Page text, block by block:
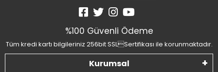
%100 Güvenli Ödeme
Tüm kredi kartı bilgileriniz 256bit SSLSertifikası ile korunmaktadır.
Kurumsal